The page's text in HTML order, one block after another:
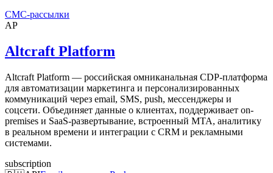
СМС-рассылки
AP
Altcraft Platform
Altcraft Platform — российская омниканальная CDP-платформа
для автоматизации маркетинга и персонализированных
коммуникаций через email, SMS, push, мессенджеры и
соцсети. Объединяет данные о клиентах, поддерживает on-
premises и SaaS-развертывание, встроенный MTA, аналитику
в реальном времени и интеграции с CRM и рекламными
системами.
subscription